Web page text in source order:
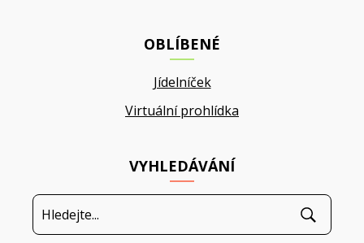
OBLÍBENÉ
Jídelníček
Virtuální prohlídka
VYHLEDÁVÁNÍ